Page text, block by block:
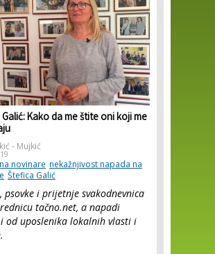
Kako da me štite oni koji me
- Mujkić
novinare nekažnjivost napada na
Štefica Galić
psovke i prijetnje svakodnevnica
tačno.net, a napadi
od uposlenika lokalnih vlasti i